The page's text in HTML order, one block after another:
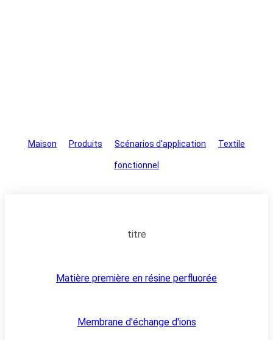
Maison Produits Scénarios d'application Textile
fonctionnel
titre
Matière première en résine perfluorée
Membrane d'échange d'ions